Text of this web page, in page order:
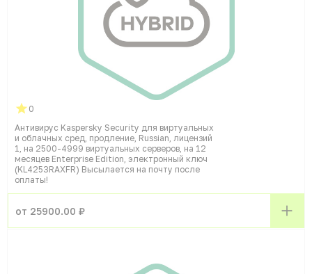
0
Антивирус Kaspersky Security для виртуальных
и облачных сред, продление, Russian, лицензий
1, на 2500-4999 виртуальных серверов, на 12
месяцев Enterprise Edition, электронный ключ
(KL4253RAXFR) Высылается на почту после
оплаты!
от 25900.00 ₽